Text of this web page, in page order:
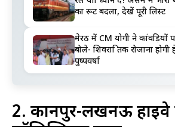
का रूट बदला, देखें पूरी लिस्ट
मेरठ में CM योगी ने कांवड़ियों
बोले- शिवरात्रि तक रोजाना
पुष्पवर्षा
2. कानपुर-लखनऊ हाईवे